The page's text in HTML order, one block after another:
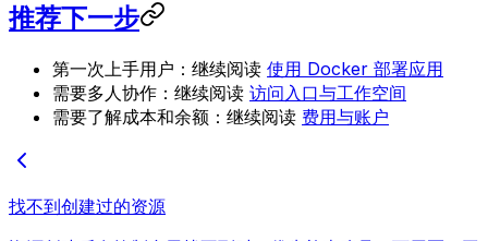
推荐下一步
第一次上手用户：继续阅读 使用 Docker 部署应用
需要多人协作：继续阅读 访问入口与工作空间
需要了解成本和余额：继续阅读 费用与账户
找不到创建过的资源